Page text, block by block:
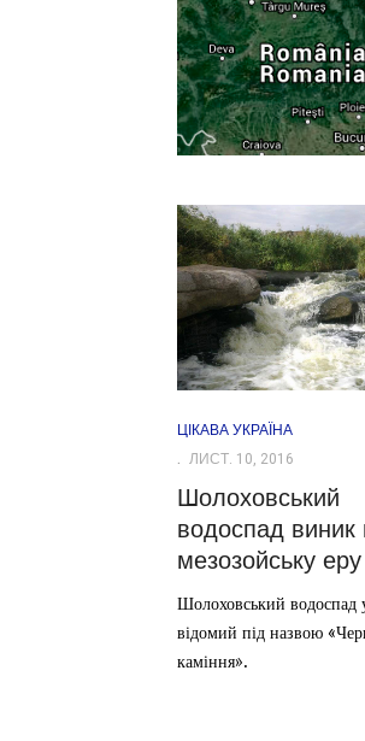
ЦІКАВА УКРАЇНА
ЛИСТ. 10, 2016
Шолоховський
водоспад
мезозойську еру
Шолоховський водоспад
відомий під назвою
каміння».